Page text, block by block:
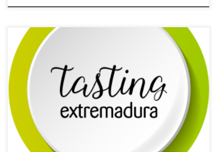
Licencia: R-CC-01079
Comarca turística: JERTE
Localidad: Valdastillas
Dirección: Ctra. N-110, km 383
Página web: Web ✉Correo Electrónico: Contactar por correo
electrónico
Teléfono: Teléfono: 927 633 000
Recomendaciones: Gastroexperiencias. Extremadura Gourmet.
🗺Ubicación